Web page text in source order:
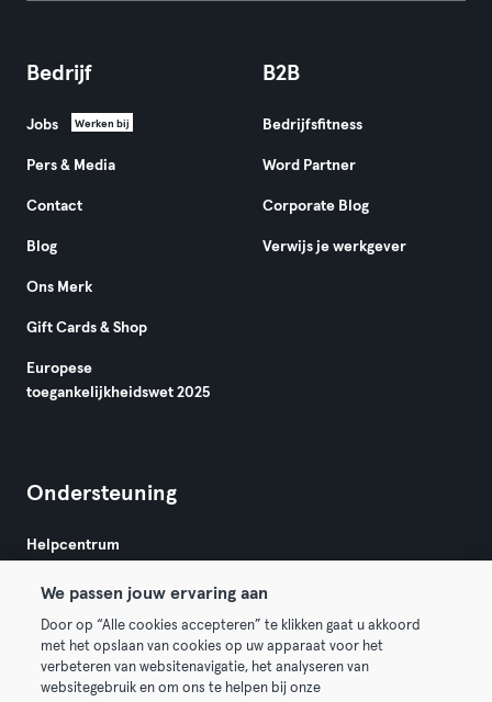
Bedrijf
Jobs Werken bij
Pers & Media
Contact
Blog
Ons Merk
Gift Cards & Shop
Europese
toegankelijkheidswet 2025
B2B
Bedrijfsfitness
Word Partner
Corporate Blog
Verwijs je werkgever
Ondersteuning
Helpcentrum
We passen jouw ervaring aan
Door op “Alle cookies accepteren” te klikken gaat u akkoord
met het opslaan van cookies op uw apparaat voor het
verbeteren van websitenavigatie, het analyseren van
websitegebruik en om ons te helpen bij onze